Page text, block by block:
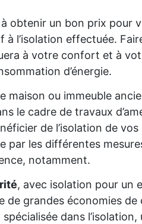
obtenir un bon prix pour
à l’isolation effectuée.
à votre confort et à
d’énergie.
maison ou immeuble
le cadre de travaux
de l’isolation de
par les différentes
notamment.
, avec isolation pour un
de grandes économies
dans